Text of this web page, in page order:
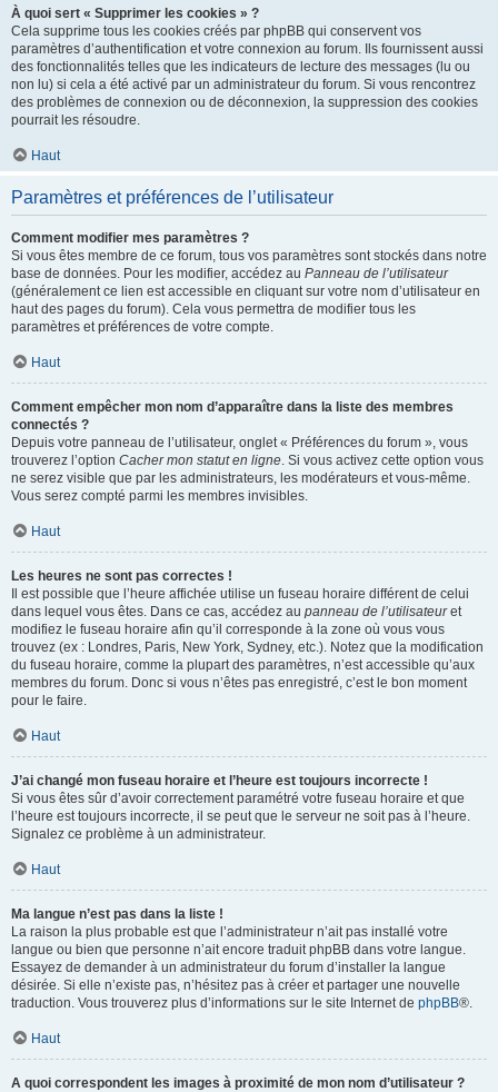
À quoi sert « Supprimer les cookies » ?
Cela supprime tous les cookies créés par phpBB qui conservent vos
paramètres d’authentification et votre connexion au forum. Ils fournissent aussi
des fonctionnalités telles que les indicateurs de lecture des messages (lu ou
non lu) si cela a été activé par un administrateur du forum. Si vous rencontrez
des problèmes de connexion ou de déconnexion, la suppression des cookies
pourrait les résoudre.
Haut
Paramètres et préférences de l’utilisateur
Comment modifier mes paramètres ?
Si vous êtes membre de ce forum, tous vos paramètres sont stockés dans notre
base de données. Pour les modifier, accédez au Panneau de l’utilisateur
(généralement ce lien est accessible en cliquant sur votre nom d’utilisateur en
haut des pages du forum). Cela vous permettra de modifier tous les
paramètres et préférences de votre compte.
Haut
Comment empêcher mon nom d’apparaître dans la liste des membres
connectés ?
Depuis votre panneau de l’utilisateur, onglet « Préférences du forum », vous
trouverez l’option Cacher mon statut en ligne. Si vous activez cette option vous
ne serez visible que par les administrateurs, les modérateurs et vous-même.
Vous serez compté parmi les membres invisibles.
Haut
Les heures ne sont pas correctes !
Il est possible que l’heure affichée utilise un fuseau horaire différent de celui
dans lequel vous êtes. Dans ce cas, accédez au panneau de l’utilisateuret
modifiez le fuseau horaire afin qu’il corresponde à la zone où vous vous
trouvez (ex : Londres, Paris, New York, Sydney, etc.). Notez que la modification
du fuseau horaire, comme la plupart des paramètres, n’est accessible qu’aux
membres du forum. Donc si vous n’êtes pas enregistré, c’est le bon moment
pour le faire.
Haut
J’ai changé mon fuseau horaire et l’heure est toujours incorrecte !
Si vous êtes sûr d’avoir correctement paramétré votre fuseau horaire et que
l’heure est toujours incorrecte, il se peut que le serveur ne soit pas à l’heure.
Signalez ce problème à un administrateur.
Haut
Ma langue n’est pas dans la liste !
La raison la plus probable est que l’administrateur n’ait pas installé votre
langue ou bien que personne n’ait encore traduit phpBB dans votre langue.
Essayez de demander à un administrateur du forum d’installer la langue
désirée. Si elle n’existe pas, n’hésitez pas à créer et partager une nouvelle
traduction. Vous trouverez plus d’informations sur le site Internet de phpBB®.
Haut
A quoi correspondent les images à proximité de mon nom d’utilisateur ?